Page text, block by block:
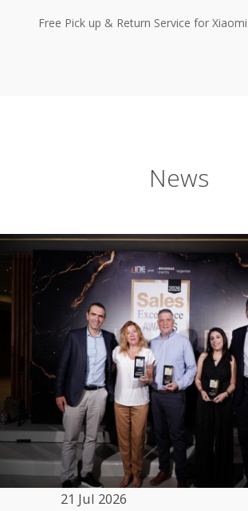
Free Pick up & Return Service for
News
21 Jul 2026